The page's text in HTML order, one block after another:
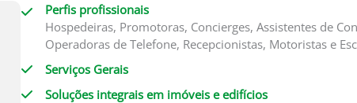
Perfis profissionais
Hospedeiras, Promotoras, Concierges, Assistentes de
Operadoras de Telefone, Recepcionistas, Motoristas e
Serviços Gerais
Soluções integrais em imóveis e edifícios